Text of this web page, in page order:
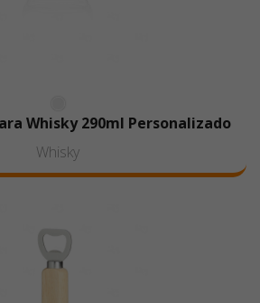
Whisky 290ml Personalizado
Whisky